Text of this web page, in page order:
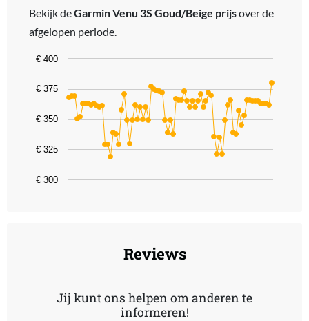
Bekijk deGarmin Venu 3S Goud/Beige prijsover de
afgelopen periode.
Chart
Line chart with 75 data points.
The chart has 1 X axis displaying categories.
The chart has 1 Y axis displaying values. Data ranges from 319 to
€ 300
€ 325
€ 350
€ 375
€ 400
Reviews
Jij kunt ons helpen om anderen te
informeren!